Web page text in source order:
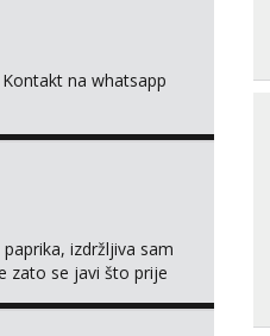
na whatsapp
izdržljiva sam
zato se javi što prije